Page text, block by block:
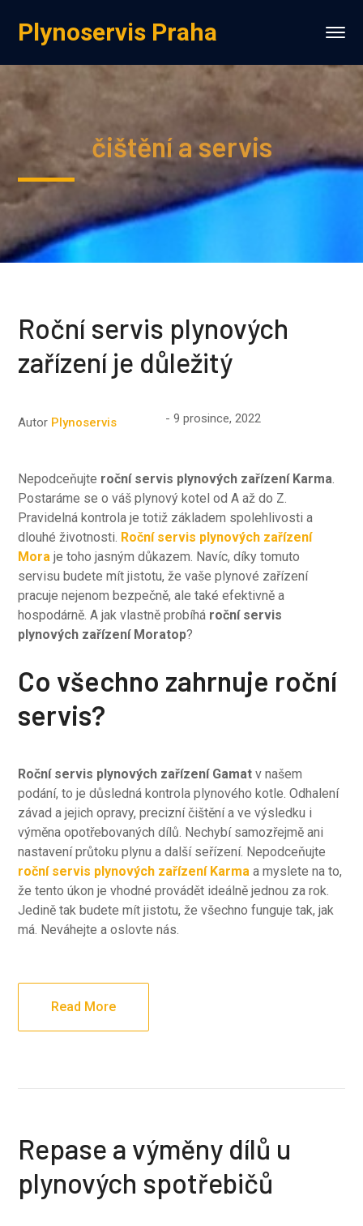
Plynoservis Praha
čištění a servis
Roční servis plynových
zařízení je důležitý
Autor Plynoservis 9 prosince, 2022
Nepodceňujte roční servis plynových zařízení Karma.
Postaráme se o váš plynový kotel od A až do Z.
Pravidelná kontrola je totiž základem spolehlivosti a
dlouhé životnosti. Roční servis plynových zařízení
Mora je toho jasným důkazem. Navíc, díky tomuto
servisu budete mít jistotu, že vaše plynové zařízení
pracuje nejenom bezpečně, ale také efektivně a
hospodárně. A jak vlastně probíhá roční servis
plynových zařízení Moratop?
Co všechno zahrnuje roční
servis?
Roční servis plynových zařízení Gamat v našem
podání, to je důsledná kontrola plynového kotle. Odhalení
závad a jejich opravy, precizní čištění a ve výsledku i
výměna opotřebovaných dílů. Nechybí samozřejmě ani
nastavení průtoku plynu a další seřízení. Nepodceňujte
roční servis plynových zařízení Karma a myslete na to,
že tento úkon je vhodné provádět ideálně jednou za rok.
Jedině tak budete mít jistotu, že všechno funguje tak, jak
má. Neváhejte a oslovte nás.
Read More
Repase a výměny dílů u
plynových spotřebičů